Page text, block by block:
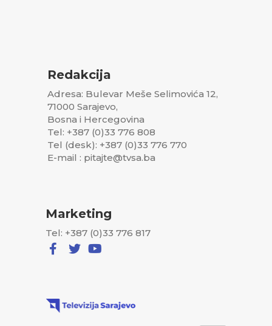
Redakcija
Adresa: Bulevar Meše Selimovića 12,
71000 Sarajevo,
Bosna i Hercegovina
Tel: +387 (0)33 776 808
Tel (desk): +387 (0)33 776 770
E-mail : pitajte@tvsa.ba
Marketing
Tel: +387 (0)33 776 817